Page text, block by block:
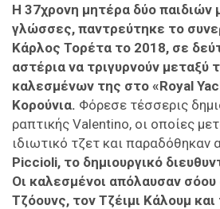
Η 37χρονη μητέρα δύο παιδιών
γλώσσες, παντρεύτηκε το
Κάρλος Τορέτα το 2018, σε
αστέρια να τριγυρνούν
καλεσμένων της στο «Royal
Κορούνια. Φόρεσε τέσσερις
ραπτικής Valentino, οι οποίες
ιδιωτικό τζετ και παραδόθηκαν
Piccioli, το δημιουργικό
Οι καλεσμένοι απόλαυσαν
Τζόουνς, τον Τζέιμι Κάλουμ